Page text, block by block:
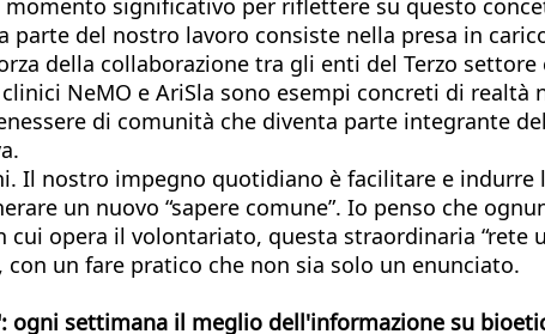
momento significativo per riflettere su questo
parte del nostro lavoro consiste nella presa in
della collaborazione tra gli enti del Terzo
NeMO e AriSla sono esempi concreti di
di comunità che diventa parte integrante
Il nostro impegno quotidiano è facilitare e
un nuovo “sapere comune”. Io penso che
opera il volontariato, questa straordinaria “rete
un fare pratico che non sia solo un enunciato.
settimana il meglio dell'informazione su